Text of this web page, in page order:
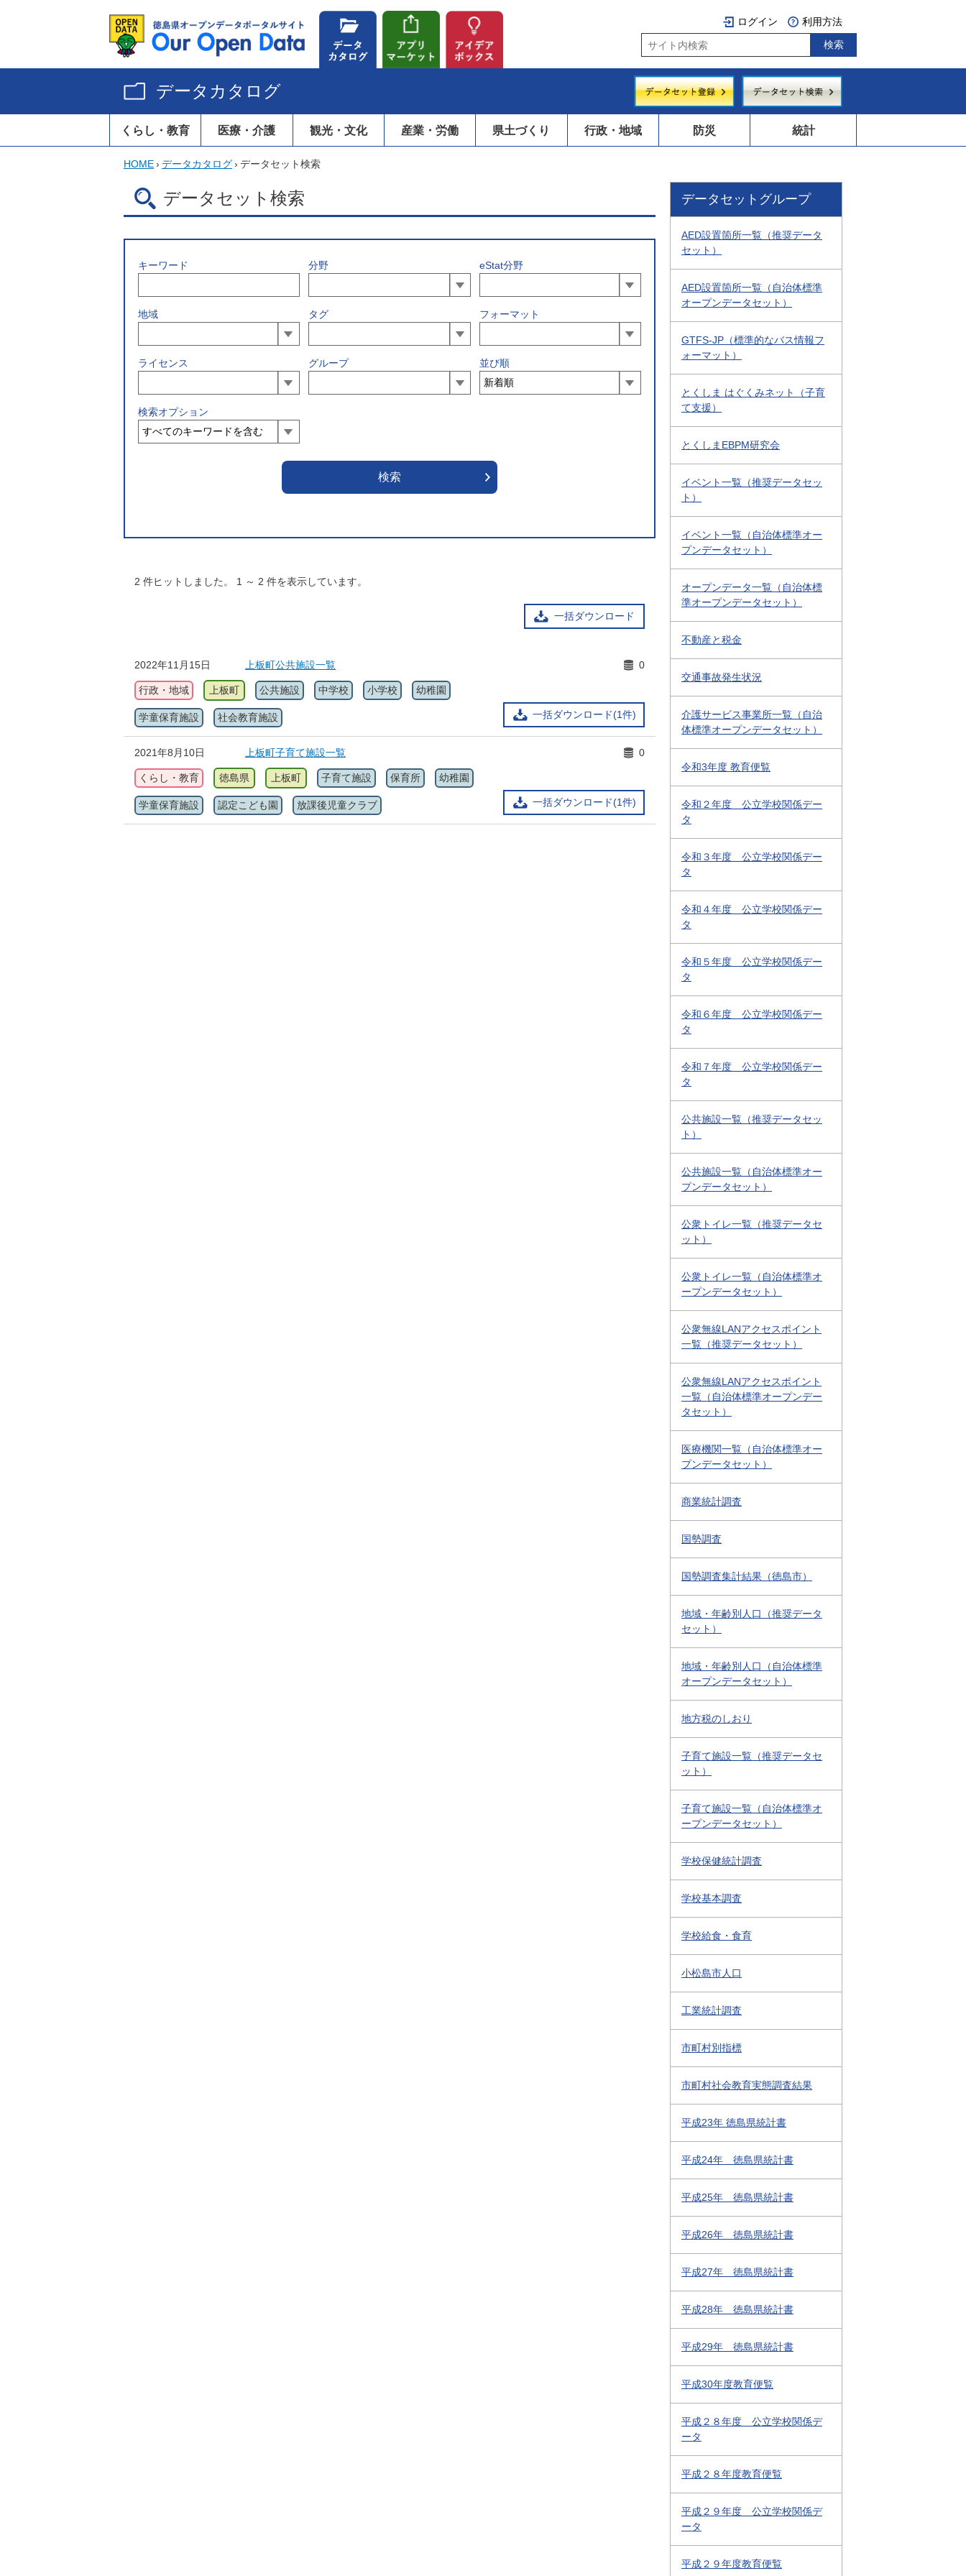
ログイン 利用方法
データカタログ
くらし・教育 医療・介護 観光・文化 産業・労働 県土づくり 行政・地域 防災 統計
HOME› データカタログ› データセット検索
データセット検索
キーワード 分野 eStat分野
地域 タグ フォーマット
ライセンス グループ 並び順
検索オプション
2 件ヒットしました。 1 ～ 2 件を表示しています。
一括ダウンロード
2022年11月15日 上板町公共施設一覧
一括ダウンロード(1件)
0
行政・地域 上板町 公共施設 中学校 小学校 幼稚園
学童保育施設 社会教育施設
2021年8月10日 上板町子育て施設一覧
一括ダウンロード(1件)
0
くらし・教育 徳島県 上板町 子育て施設 保育所 幼稚園
学童保育施設 認定こども園 放課後児童クラブ
データセットグループ
AED設置箇所一覧（推奨データ
セット）
AED設置箇所一覧（自治体標準
オープンデータセット）
GTFS-JP（標準的なバス情報フ
ォーマット）
とくしま はぐくみネット（子育
て支援）
とくしまEBPM研究会
イベント一覧（推奨データセッ
ト）
イベント一覧（自治体標準オー
プンデータセット）
オープンデータ一覧（自治体標
準オープンデータセット）
不動産と税金
交通事故発生状況
介護サービス事業所一覧（自治
体標準オープンデータセット）
令和3年度 教育便覧
令和２年度 公立学校関係デー
タ
令和３年度 公立学校関係デー
タ
令和４年度 公立学校関係デー
タ
令和５年度 公立学校関係デー
タ
令和６年度 公立学校関係デー
タ
令和７年度 公立学校関係デー
タ
公共施設一覧（推奨データセッ
ト）
公共施設一覧（自治体標準オー
プンデータセット）
公衆トイレ一覧（推奨データセ
ット）
公衆トイレ一覧（自治体標準オ
ープンデータセット）
公衆無線LANアクセスポイント
一覧（推奨データセット）
公衆無線LANアクセスポイント
一覧（自治体標準オープンデー
タセット）
医療機関一覧（自治体標準オー
プンデータセット）
商業統計調査
国勢調査
国勢調査集計結果（徳島市）
地域・年齢別人口（推奨データ
セット）
地域・年齢別人口（自治体標準
オープンデータセット）
地方税のしおり
子育て施設一覧（推奨データセ
ット）
子育て施設一覧（自治体標準オ
ープンデータセット）
学校保健統計調査
学校基本調査
学校給食・食育
小松島市人口
工業統計調査
市町村別指標
市町村社会教育実態調査結果
平成23年 徳島県統計書
平成24年 徳島県統計書
平成25年 徳島県統計書
平成26年 徳島県統計書
平成27年 徳島県統計書
平成28年 徳島県統計書
平成29年 徳島県統計書
平成30年度教育便覧
平成２８年度 公立学校関係デ
ータ
平成２８年度教育便覧
平成２９年度 公立学校関係デ
ータ
平成２９年度教育便覧